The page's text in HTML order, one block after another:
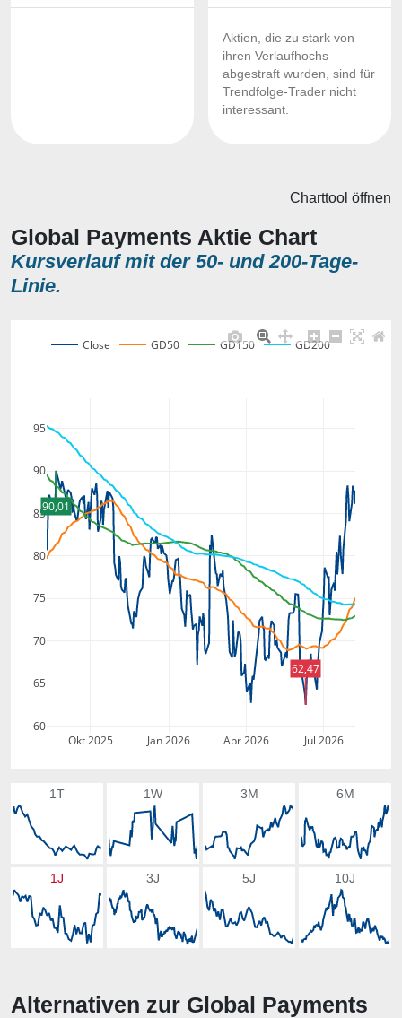
Aktien, die zu stark von
ihren Verlaufhochs
abgestraft wurden, sind für
Trendfolge-Trader nicht
interessant.
Global Payments Aktie Chart
Kursverlauf mit der 50- und 200-Tage-
Linie.
Charttool öffnen
Okt 2025 Jan 2026 Apr 2026 Jul 2026
60
65
70
75
80
85
90
95
Close GD50 GD150 GD200
90,01
62,47
1T 1W 3M 6M
1J 3J 5J 10J
Alternativen zur Global Payments